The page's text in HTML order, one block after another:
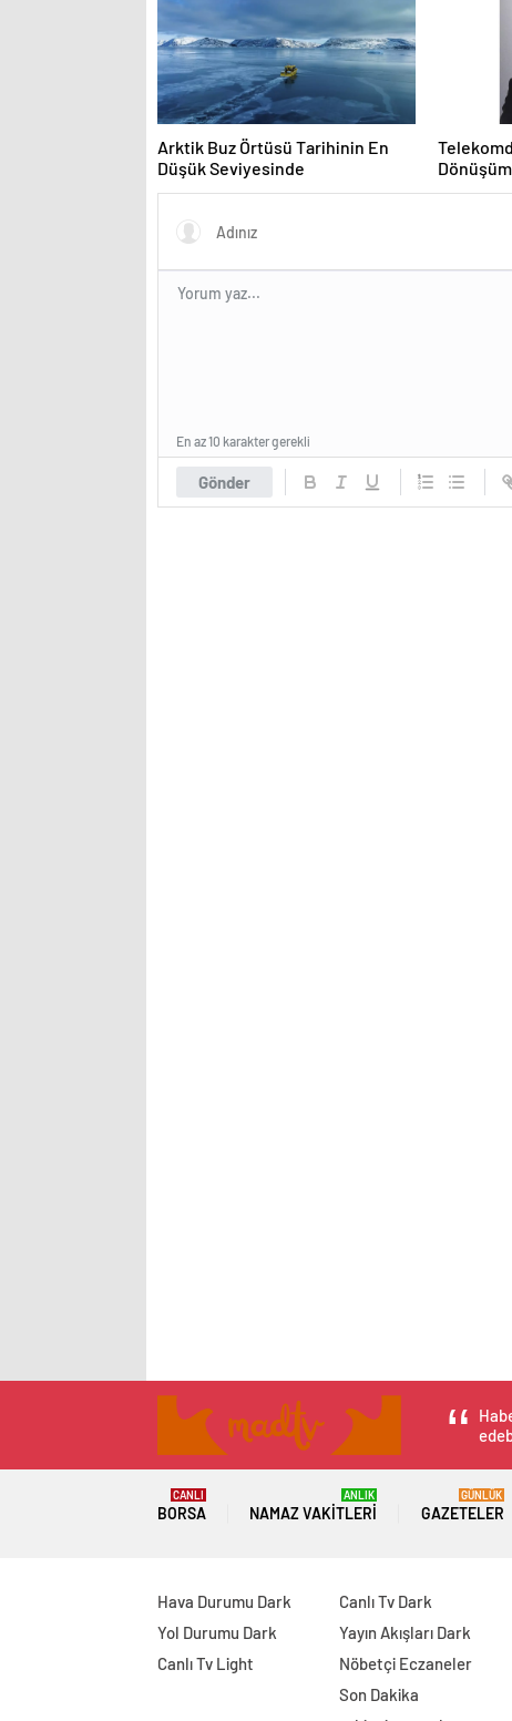
Arktik Buz Örtüsü Tarihinin En
Düşük Seviyesinde
Gönder
En az 10 karakter gerekli
BORSA
CANLI
NAMAZ VAKITLERI
ANLIK
GAZETELER
GÜNLÜK
Hava Durumu Dark
Yol Durumu Dark
Canlı Tv Light
Canlı Tv Dark
Yayın Akışları Dark
Nöbetçi Eczaneler
Son Dakika